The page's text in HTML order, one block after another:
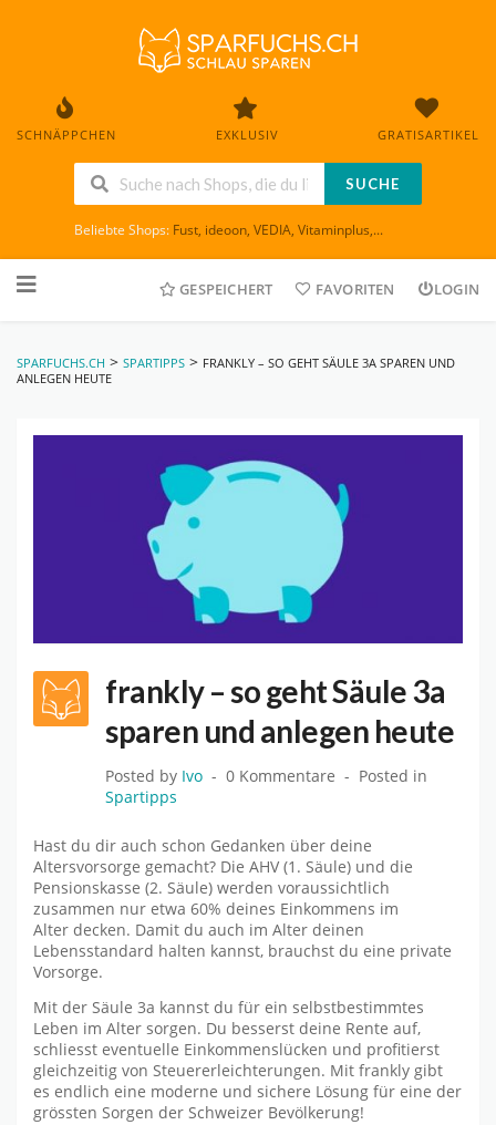
SCHNÄPPCHEN EXKLUSIV GRATISARTIKEL
SUCHE
Beliebte Shops: Fust, ideoon, VEDIA, Vitaminplus,...
to
GESPEICHERT FAVORITEN LOGIN
SPARFUCHS.CH > SPARTIPPS > FRANKLY – SO GEHT SÄULE 3A SPAREN UND
ANLEGEN HEUTE
frankly – so geht Säule 3a
sparen und anlegen heute
Posted by Ivo 0 Kommentare
Posted in
Spartipps
Hast du dir auch schon Gedanken über deine
Altersvorsorge gemacht? Die AHV (1. Säule) und die
Pensionskasse (2. Säule) werden voraussichtlich
zusammen nur etwa 60% deines Einkommens im
Alter decken. Damit du auch im Alter deinen
Lebensstandard halten kannst, brauchst du eine private
Vorsorge.
Mit der Säule 3a kannst du für ein selbstbestimmtes
Leben im Alter sorgen. Du besserst deine Rente auf,
schliesst eventuelle Einkommenslücken und profitierst
gleichzeitig von Steuererleichterungen. Mit frankly gibt
es endlich eine moderne und sichere Lösung für eine der
grössten Sorgen der Schweizer Bevölkerung!